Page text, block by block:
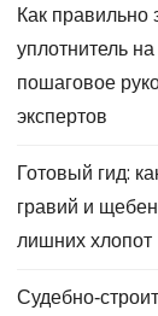
Как правильно
уплотнитель
пошаговое
экспертов
Готовый гид:
гравий и
лишних хлопот